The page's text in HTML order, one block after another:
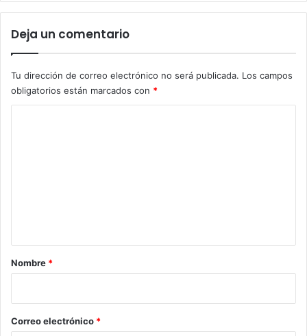
Deja un comentario
Tu dirección de correo electrónico no será publicada. Los campos
obligatorios están marcados con *
r
*
Nombre *
Correo electrónico *